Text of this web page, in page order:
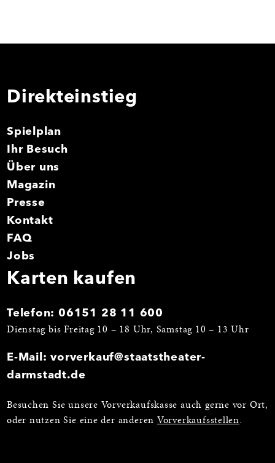
Direkteinstieg
Spielplan
Ihr Besuch
Über uns
Magazin
Presse
Kontakt
FAQ
Jobs
Karten kaufen
Telefon:06151 28 11 600
Dienstag bis Freitag 10 – 18 Uhr, Samstag 10 – 13 Uhr
E-Mail:vorverkauf@staatstheater-
darmstadt.de
Besuchen Sie unsere Vorverkaufskasse auch gerne vor Ort,
oder nutzen Sie eine der anderen Vorverkaufsstellen.